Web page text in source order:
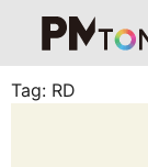
Tag: RD